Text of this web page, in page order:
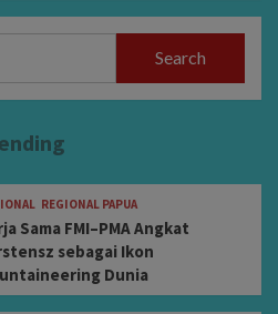
REGIONAL PAPUA
Sama FMI–PMA Angkat
sebagai Ikon
Dunia